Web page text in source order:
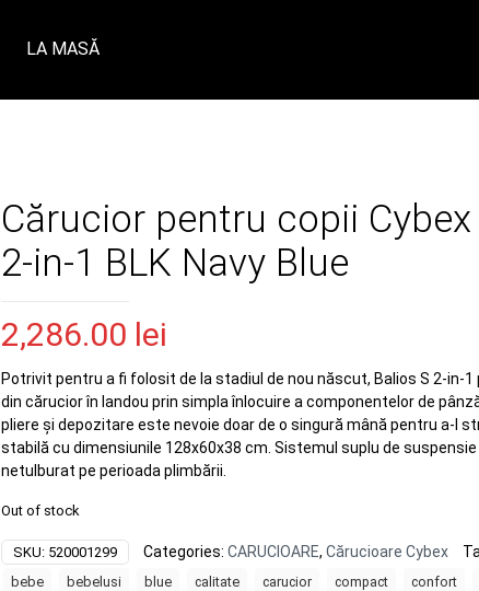
LA MASĂ
Cărucior pentru copii Cybex
2-in-1 BLK Navy Blue
2,286.00 lei
Potrivit pentru a fi folosit de la stadiul de nou născut, Balios S 2-in-
din cărucior în landou prin simpla înlocuire a componentelor de
pliere și depozitare este nevoie doar de o singură mână pentru a-l
stabilă cu dimensiunile 128x60x38 cm. Sistemul suplu de
netulburat pe perioada plimbării.
Out of stock
SKU: 520001299 Categories: CARUCIOARE, Cărucioare Cybex
bebe
bebelusi blue calitate carucior compact confort